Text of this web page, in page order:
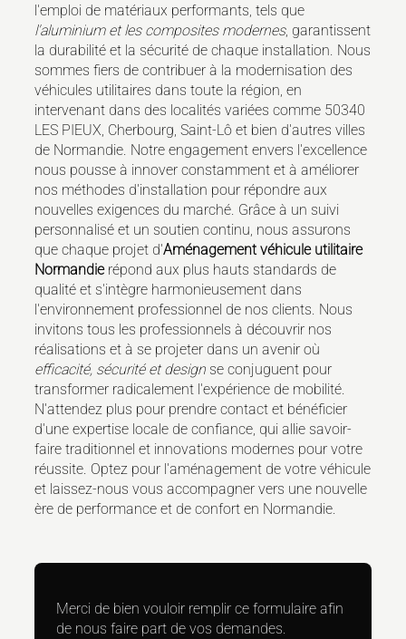
l'emploi de matériaux performants, tels que
l'aluminium et les composites modernes, garantissent
la durabilité et la sécurité de chaque installation. Nous
sommes fiers de contribuer à la modernisation des
véhicules utilitaires dans toute la région, en
intervenant dans des localités variées comme 50340
LES PIEUX, Cherbourg, Saint-Lô et bien d'autres villes
de Normandie. Notre engagement envers l'excellence
nous pousse à innover constamment et à améliorer
nos méthodes d'installation pour répondre aux
nouvelles exigences du marché. Grâce à un suivi
personnalisé et un soutien continu, nous assurons
que chaque projet d'Aménagement véhicule utilitaire
Normandierépond aux plus hauts standards de
qualité et s'intègre harmonieusement dans
l'environnement professionnel de nos clients. Nous
invitons tous les professionnels à découvrir nos
réalisations et à se projeter dans un avenir où
efficacité, sécurité et design se conjuguent pour
transformer radicalement l'expérience de mobilité.
N'attendez plus pour prendre contact et bénéficier
d'une expertise locale de confiance, qui allie savoir-
faire traditionnel et innovations modernes pour votre
réussite. Optez pour l'aménagement de votre véhicule
et laissez-nous vous accompagner vers une nouvelle
ère de performance et de confort en Normandie.
Merci de bien vouloir remplir ce formulaire afin
de nous faire part de vos demandes.